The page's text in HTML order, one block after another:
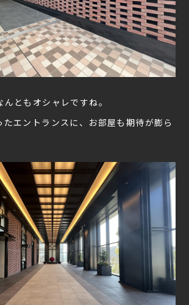
ともオシャレですね。
たエントランスに、お部屋も期待が膨ら